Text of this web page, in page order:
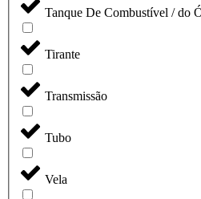
Tanque De Combustível / do
Tirante
Transmissão
Tubo
Vela